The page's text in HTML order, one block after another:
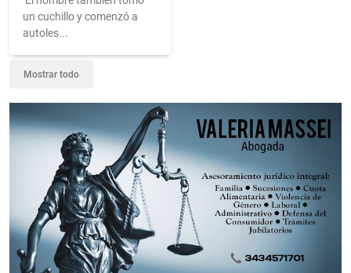
un cuchillo y comenzó a
autoles...
Mostrar todo